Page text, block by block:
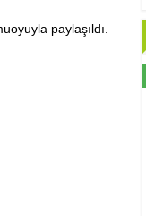
paylaşıldı.